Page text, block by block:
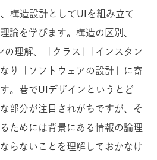
構造設計としてUIを組み立て
論を学びます。構造の区別、
理解、「クラス」｢インスタン
り「ソフトウェアの設計」に寄
。巷でUIデザインというとど
部分が注目されがちですが、そ
ためには背景にある情報の論理
らないことを理解しておかなけ